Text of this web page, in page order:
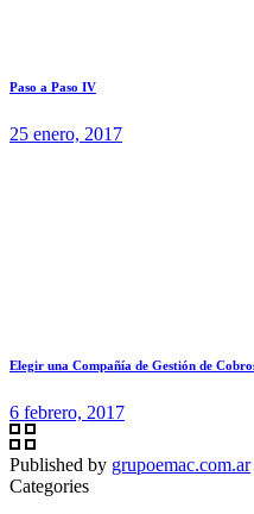
Paso a Paso IV
25 enero, 2017
Elegir una Compañía de Gestión de
6 febrero, 2017
Published by grupoemac.com.ar
Categories